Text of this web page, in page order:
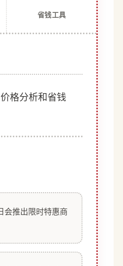
省钱工具
格分析和省钱
会推出限时特惠商